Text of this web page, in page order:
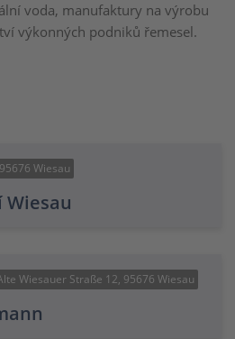
voda, manufaktury na výrobu
výkonných podniků řemesel.
Wiesau
Wiesauer Straße 12, 95676 Wiesau